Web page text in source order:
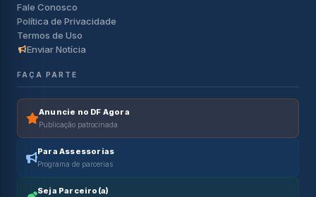
Fale Conosco
Política de Privacidade
Termos de Uso
Enviar Notícia
FAÇA PARTE
Anuncie no DF Agora
Publicação patrocinada
Para Assessorias
Programa de parcerias
Seja Parceiro(a)